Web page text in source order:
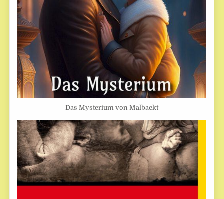
Das Mysterium von Malbackt